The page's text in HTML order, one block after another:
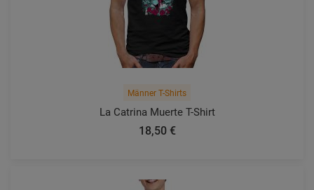
Männer T-Shirts
La Catrina Muerte T-Shirt
18,50 €